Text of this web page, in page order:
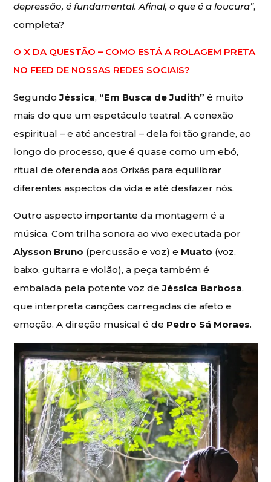
depressão, é fundamental. Afinal, o que é a loucura”,
completa?
O X DA QUESTÃO – COMO ESTÁ A ROLAGEM PRETA
NO FEED DE NOSSAS REDES SOCIAIS?
SegundoJéssica, “Em Busca de Judith” é muito
mais do que um espetáculo teatral. A conexão
espiritual – e até ancestral – dela foi tão grande, ao
longo do processo, que é quase como um ebó,
ritual de oferenda aos Orixás para equilibrar
diferentes aspectos da vida e até desfazer nós.
Outro aspecto importante da montagem é a
música. Com trilha sonora ao vivo executada por
Alysson Bruno (percussão e voz) e Muato (voz,
baixo, guitarra e violão), a peça também é
embalada pela potente voz deJéssica Barbosa,
que interpreta canções carregadas de afeto e
emoção. A direção musical é de Pedro Sá Moraes.